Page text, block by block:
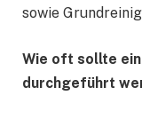
sowie
Wie oft sollte
durchgeführt